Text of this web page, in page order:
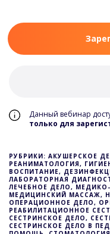
Данный вебинар
только для
РУБРИКИ: АКУШЕРСКОЕ
РЕАНИМАТОЛОГИЯ,
ВОСПИТАНИЕ,
ЛАБОРАТОРНАЯ
ЛЕЧЕБНОЕ ДЕЛО,
МЕДИЦИНСКИЙ МАССАЖ,
ОПЕРАЦИОННОЕ ДЕЛО,
РЕАБИЛИТАЦИОННОЕ
СЕСТРИНСКОЕ ДЕЛО,
СЕСТРИНСКОЕ ДЕЛО В